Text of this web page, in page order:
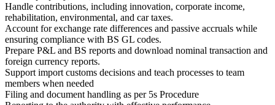
Handle contributions, including innovation, corporate income,
rehabilitation, environmental, and car taxes.
Account for exchange rate differences and passive accruals while
ensuring compliance with BS GL codes.
Prepare P&L and BS reports and download nominal transaction and
foreign currency reports.
Support import customs decisions and teach processes to team
members when needed
Filing and document handling as per 5s Procedure